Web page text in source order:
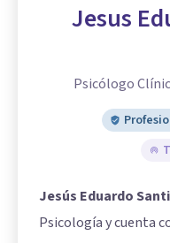
Jesus
Psicólogo
Jesús Eduardo
Psicología y cuenta